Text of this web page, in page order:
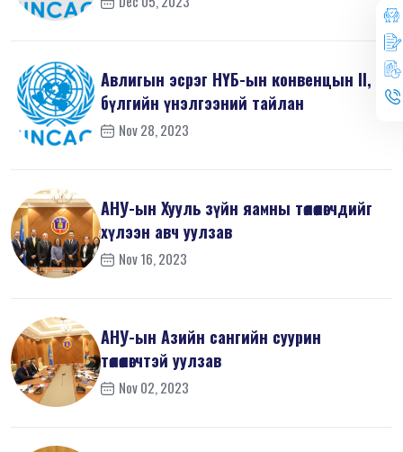
Авлигын эсрэг НҮБ-ын конвенцын II, V
бүлгийн үнэлгээний тайлан
Nov 28, 2023
АНУ-ын Хууль зүйн яамны төлөөлөгчдийг
хүлээн авч уулзав
Nov 16, 2023
АНУ-ын Азийн сангийн суурин
төлөөлөгчтэй уулзав
Nov 02, 2023